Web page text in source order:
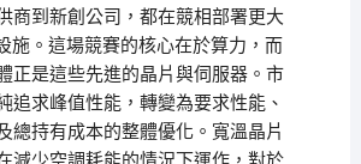
商到新創公司，都在競相部署更大
施。這場競賽的核心在於算力，而
正是這些先進的晶片與伺服器。市
追求峰值性能，轉變為要求性能、
總持有成本的整體優化。寬溫晶片